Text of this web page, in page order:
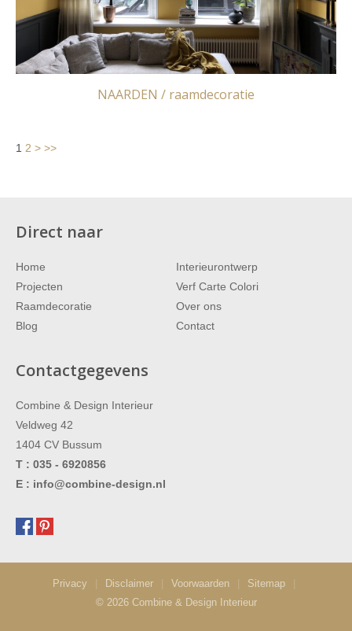
NAARDEN / raamdecoratie
1 2 > >>
Direct naar
Home
Interieurontwerp
Projecten
Verf Carte Colori
Raamdecoratie
Over ons
Blog
Contact
Contactgegevens
Combine & Design Interieur
Veldweg 42
1404 CV Bussum
T : 035 - 6920856
E : info@combine-design.nl
Privacy Disclaimer Voorwaarden Sitemap
© 2026 Combine & Design Interieur